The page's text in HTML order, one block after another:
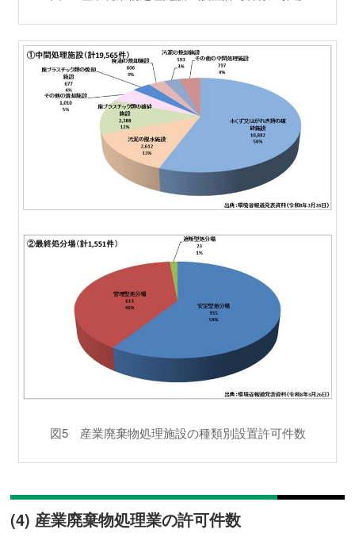
図5 産業廃棄物処理施設の種類別設置許可件数
(4) 産業廃棄物処理業の許可件数